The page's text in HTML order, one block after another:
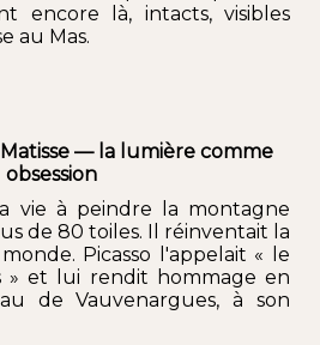
encore là, intacts, visibles
au Mas.
Matisse — la lumière comme
obsession
vie à peindre la montagne
de 80 toiles. Il réinventait la
Picasso l'appelait « le
» et lui rendit hommage en
de Vauvenargues, à son